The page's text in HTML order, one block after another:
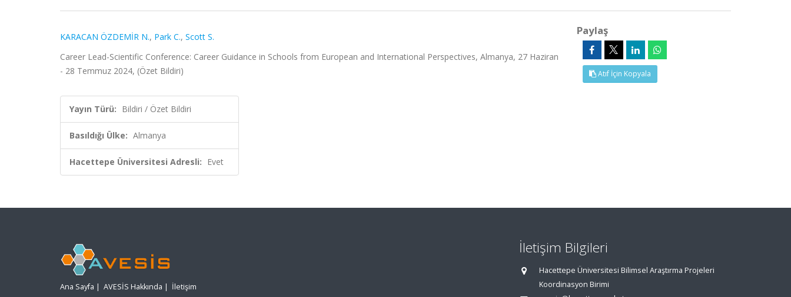
KARACAN ÖZDEMİR N., Park C., Scott S.
Career Lead-Scientific Conference: Career Guidance in Schools from European and International Perspectives, Almanya, 27 Haziran
- 28 Temmuz 2024, (Özet Bildiri)
Yayın Türü: Bildiri / Özet Bildiri
Basıldığı Ülke: Almanya
Hacettepe Üniversitesi Adresli: Evet
Paylaş
Atıf İçin Kopyala
Ana Sayfa | AVESİS Hakkında | İletişim
İletişim Bilgileri
Hacettepe Üniversitesi Bilimsel Araştırma Projeleri
Koordinasyon Birimi